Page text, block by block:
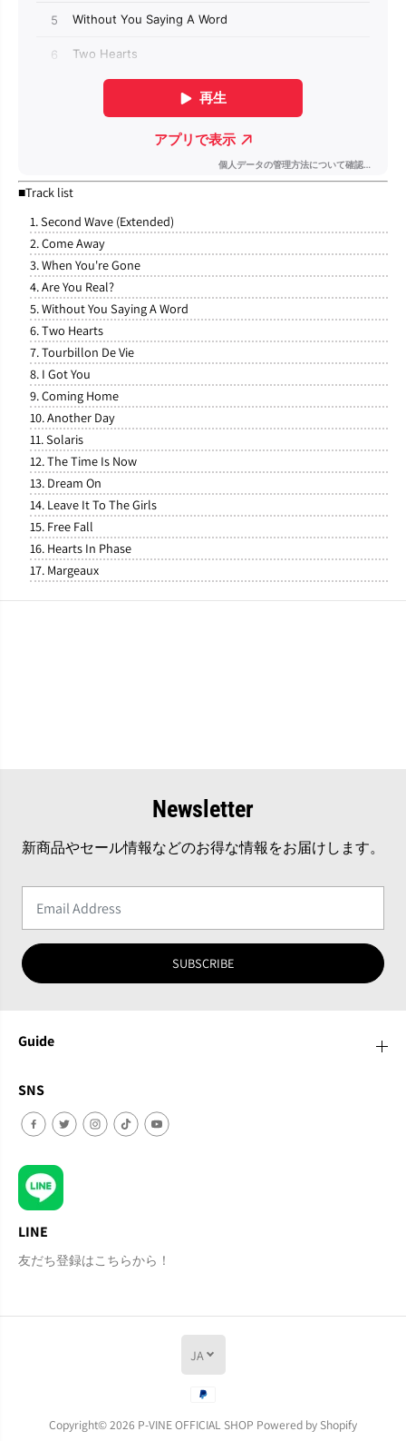
■Track list
1. Second Wave (Extended)
2. Come Away
3. When You're Gone
4. Are You Real?
5. Without You Saying A Word
6. Two Hearts
7. Tourbillon De Vie
8. I Got You
9. Coming Home
10. Another Day
11. Solaris
12. The Time Is Now
13. Dream On
14. Leave It To The Girls
15. Free Fall
16. Hearts In Phase
17. Margeaux
Newsletter
新商品やセール情報などのお得な情報をお届けします。
SUBSCRIBE
Guide
SNS
LINE
友だち登録はこちらから！
Copyright© 2026 P-VINE OFFICIAL SHOP Powered by Shopify
JA